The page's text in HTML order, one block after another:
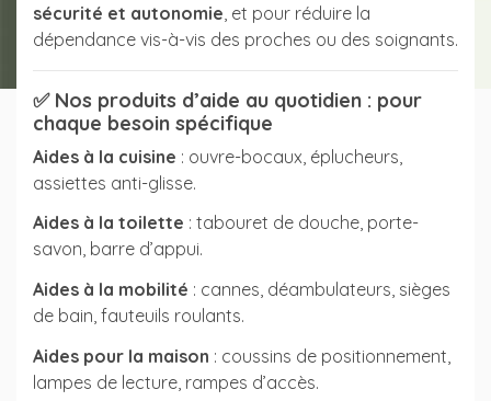
sécurité et autonomie , et pour réduire la
dépendance vis-à-vis des proches ou des soignants.
✅ Nos produits d’aide au quotidien : pour
chaque besoin spécifique
Aides à la cuisine : ouvre-bocaux, éplucheurs,
assiettes anti-glisse.
Aides à la toilette : tabouret de douche, porte-
savon, barre d’appui.
Aides à la mobilité : cannes, déambulateurs, sièges
de bain, fauteuils roulants.
Aides pour la maison : coussins de positionnement,
lampes de lecture, rampes d’accès.